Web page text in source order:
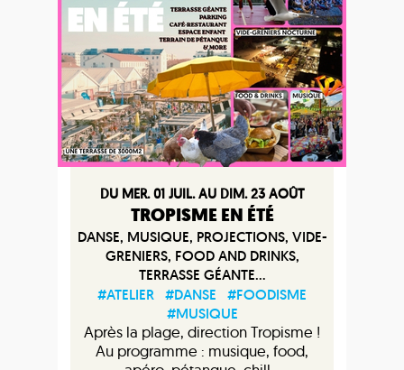
DU MER. 01 JUIL. AU DIM. 23 AOÛT
TROPISME EN ÉTÉ
DANSE, MUSIQUE, PROJECTIONS, VIDE-
GRENIERS, FOOD AND DRINKS,
TERRASSE GÉANTE...
#ATELIER #DANSE
#FOODISME
#MUSIQUE
Après la plage, direction Tropisme !
Au programme : musique, food,